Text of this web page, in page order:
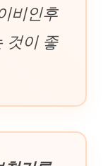
비인후
것이 좋